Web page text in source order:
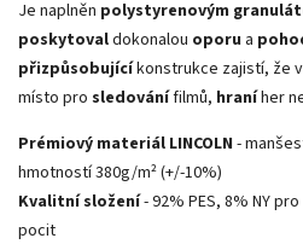
Je naplněn polystyrenovým
poskytovaldokonalou oporu a
přizpůsobujícíkonstrukce zajistí, že
místo pro sledovánífilmů, hraníher
Prémiový materiál LINCOLN -
hmotností 380g/m² (+/-10%)
Kvalitní složení- 92% PES, 8% NY
pocit